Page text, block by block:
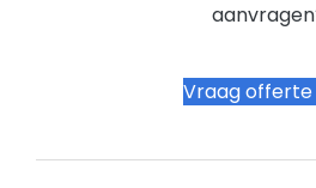
Vraag offerte